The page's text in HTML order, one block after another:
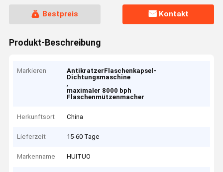
Bestpreis Kontakt
Produkt-Beschreibung
Markieren
AntikratzerFlaschenkapsel-
Dichtungsmaschine
,
maximaler 8000 bph
Flaschenmützenmacher
Herkunftsort China
Lieferzeit 15-60 Tage
Markenname HUITUO